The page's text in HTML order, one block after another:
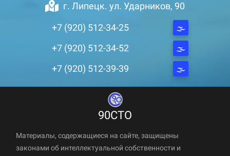
г. Липецк. ул. Ударников, 90
+7 (920) 512-34-25
+7 (920) 512-34-52
+7 (920) 512-39-39
90СТО
Материалы, содержащиеся на сайте, защищены
законами об интеллектуальной собственности и